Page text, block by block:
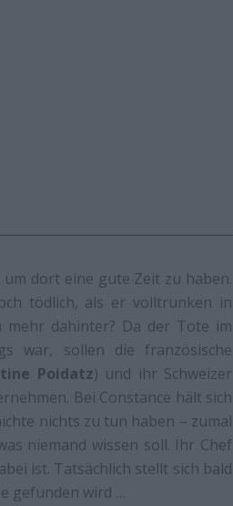
dort eine gute Zeit zu haben.
tödlich, als er volltrunken in
dahinter? Da der Tote im
war, sollen die französische
Poidatz) und ihr Schweizer
Bei Constance hält sich
nichts zu tun haben – zumal
niemand wissen soll. Ihr Chef
ist. Tatsächlich stellt sich bald
gefunden wird …